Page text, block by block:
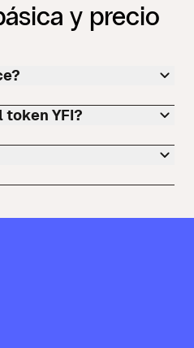
y precio
token YFI?